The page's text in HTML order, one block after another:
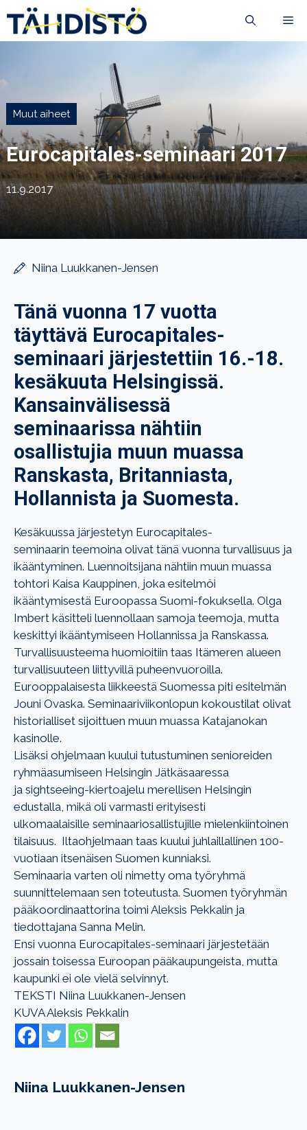
sisältöön
Muut aiheet
Eurocapitales-seminaari 2017
11.9.2017
Niina Luukkanen-Jensen
Tänä vuonna 17 vuotta
täyttävä Eurocapitales-
seminaari järjestettiin 16.-18.
kesäkuuta Helsingissä.
Kansainvälisessä
seminaarissa nähtiin
osallistujia muun muassa
Ranskasta, Britanniasta,
Hollannista ja Suomesta.
Kesäkuussa järjestetyn Eurocapitales-
seminaarin teemoina olivat tänä vuonna turvallisuus ja
ikääntyminen. Luennoitsijana nähtiin muun muassa
tohtori Kaisa Kauppinen, joka esitelmöi
ikääntymisestä Euroopassa Suomi-fokuksella. Olga
Imbert käsitteli luennollaan samoja teemoja, mutta
keskittyi ikääntymiseen Hollannissa ja Ranskassa.
Turvallisuusteema huomioitiin taas Itämeren alueen
turvallisuuteen liittyvillä puheenvuoroilla.
Eurooppalaisesta liikkeestä Suomessa piti esitelmän
Jouni Ovaska. Seminaariviikonlopun kokoustilat olivat
historialliset sijoittuen muun muassa Katajanokan
kasinolle.
Lisäksi ohjelmaan kuului tutustuminen senioreiden
ryhmäasumiseen Helsingin Jätkäsaaressa
ja sightseeing-kiertoajelu merellisen Helsingin
edustalla, mikä oli varmasti erityisesti
ulkomaalaisille seminaariosallistujille mielenkiintoinen
tilaisuus. Iltaohjelmaan taas kuului juhlaillallinen 100-
vuotiaan itsenäisen Suomen kunniaksi.
Seminaaria varten oli nimetty oma työryhmä
suunnittelemaan sen toteutusta. Suomen työryhmän
pääkoordinaattorina toimi Aleksis Pekkalin ja
tiedottajana Sanna Melin.
Ensi vuonna Eurocapitales-seminaari järjestetään
jossain toisessa Euroopan pääkaupungeista, mutta
kaupunki ei ole vielä selvinnyt.
TEKSTI Niina Luukkanen-Jensen
KUVA Aleksis Pekkalin
Niina Luukkanen-Jensen